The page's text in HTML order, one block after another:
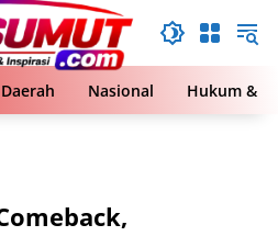
Daerah Nasional Hukum &